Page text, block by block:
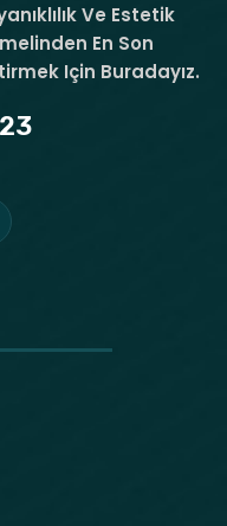
Ve Estetik
En Son
Için Buradayız.